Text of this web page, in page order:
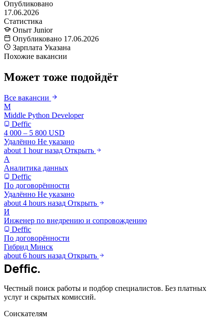
Опубликовано
17.06.2026
Статистика
Опыт Junior
Опубликовано 17.06.2026
Зарплата Указана
Похожие вакансии
Может тоже подойдёт
Все вакансии
M
Middle Python Developer
Deffic
4 000 – 5 800 USD
Удалённо Не указано
about 1 hour назад Открыть
А
Аналитика данных
Deffic
По договорённости
Удалённо Не указано
about 4 hours назад Открыть
И
Инженер по внедрению и сопровождению
Deffic
По договорённости
Гибрид Минск
about 6 hours назад Открыть
Deffic.
Честный поиск работы и подбор специалистов. Без платных
услуг и скрытых комиссий.
Соискателям